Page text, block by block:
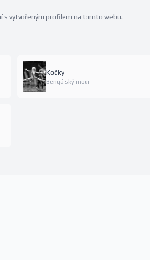
s vytvořeným profilem na tomto webu.
Kočky
Bengálský mour